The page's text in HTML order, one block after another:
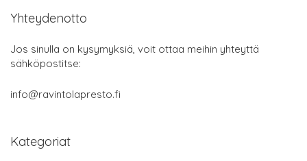
Yhteydenotto
Jos sinulla on kysymyksiä, voit ottaa meihin yhteyttä
sähköpostitse:
info@ravintolapresto.fi
Kategoriat